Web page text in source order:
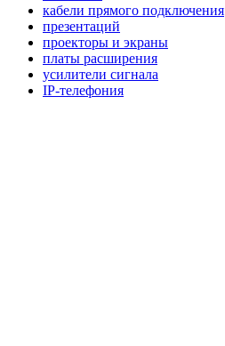
кабели прямого подключения
презентаций
проекторы и экраны
платы расширения
усилители сигнала
IP-телефония